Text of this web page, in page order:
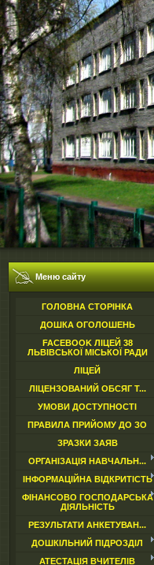
Меню сайту
ГОЛОВНА СТОРІНКА
ДОШКА ОГОЛОШЕНЬ
FACEBOOK ЛІЦЕЙ 38
ЛЬВІВСЬКОЇ МІСЬКОЇ РАДИ
ЛІЦЕЙ
ЛІЦЕНЗОВАНИЙ ОБСЯГ Т...
УМОВИ ДОСТУПНОСТІ
ПРАВИЛА ПРИЙОМУ ДО ЗО
ЗРАЗКИ ЗАЯВ
ОРГАНІЗАЦІЯ НАВЧАЛЬН...
ІНФОРМАЦІЙНА ВІДКРИТІСТЬ
ФІНАНСОВО ГОСПОДАРСЬКА
ДІЯЛЬНІСТЬ
РЕЗУЛЬТАТИ АНКЕТУВАН...
ДОШКІЛЬНИЙ ПІДРОЗДІЛ
АТЕСТАЦІЯ ВЧИТЕЛІВ